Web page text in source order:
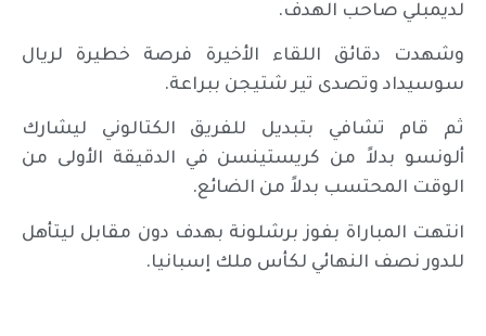
لديمبلي صاحب الهدف.
وشهدت دقائق اللقاء الأخيرة فرصة خطيرة لريال
سوسيداد وتصدى تير شتيجن ببراعة.
ثم قام تشافي بتبديل للفريق الكتالوني ليشارك
ألونسو بدلاً من كريستينسن في الدقيقة الأولى من
الوقت المحتسب بدلاً من الضائع.
انتهت المباراة بفوز برشلونة بهدف دون مقابل ليتأهل
للدور نصف النهائي لكأس ملك إسبانيا.